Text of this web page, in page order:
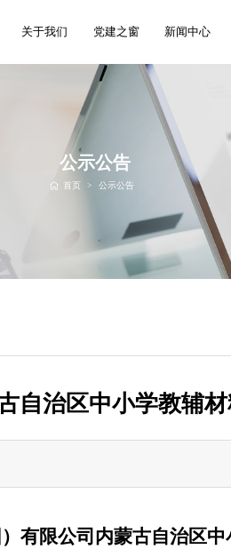
关于我们 党建之窗 新闻中心
公示公告
首页 > 公示公告
自治区中小学教辅
有限公司 内蒙古自治区